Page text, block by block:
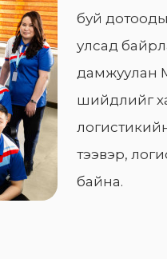
буй
улсад
дамжуулан
шийдлийг
тээвэр,
байна.